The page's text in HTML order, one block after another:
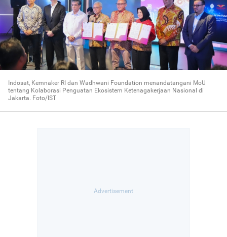
Indosat, Kemnaker RI dan Wadhwani Foundation menandatangani MoU
tentang Kolaborasi Penguatan Ekosistem Ketenagakerjaan Nasional di
Jakarta. Foto/IST